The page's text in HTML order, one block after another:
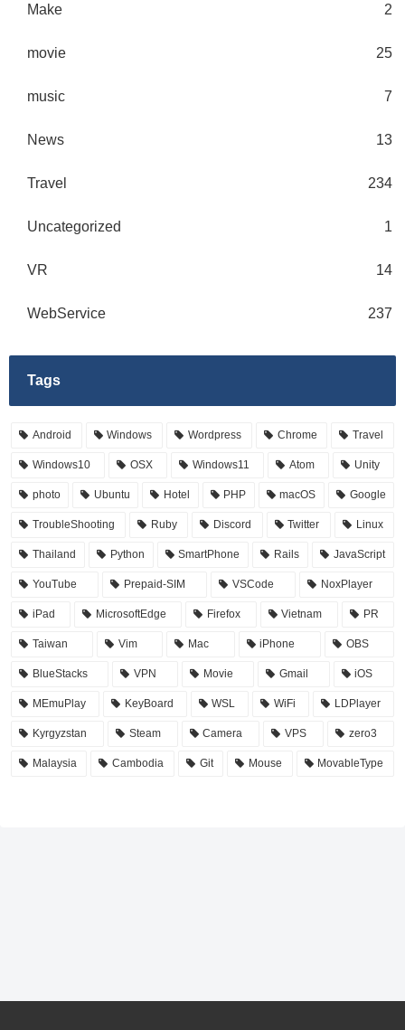
Make 2
movie 25
music 7
News 13
Travel 234
Uncategorized 1
VR 14
WebService 237
Tags
Android Windows Wordpress Chrome Travel
Windows10 OSX Windows11 Atom Unity
photo Ubuntu Hotel PHP macOS Google
TroubleShooting Ruby Discord Twitter Linux
Thailand Python SmartPhone Rails JavaScript
YouTube Prepaid-SIM VSCode NoxPlayer
iPad MicrosoftEdge Firefox Vietnam PR
Taiwan Vim Mac iPhone OBS
BlueStacks VPN Movie Gmail iOS
MEmuPlay KeyBoard WSL WiFi LDPlayer
Kyrgyzstan Steam Camera VPS zero3
Malaysia Cambodia Git Mouse MovableType